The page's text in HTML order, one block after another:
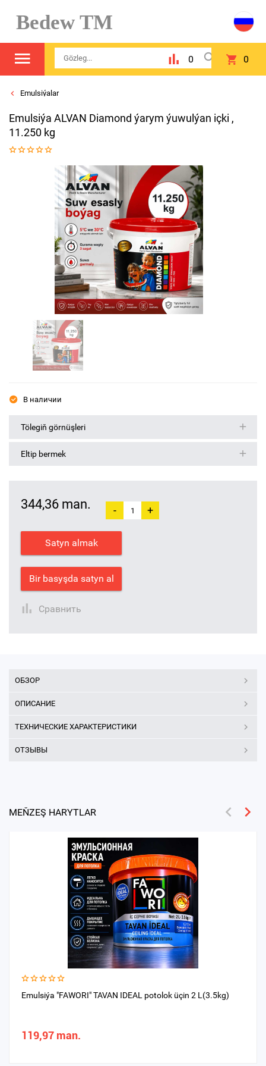
Bedew TM
0 0
Emulsiýalar
Emulsiýa ALVAN Diamond ýarym ýuwulýan içki ,
11.250 kg
В наличии
Tölegiň görnüşleri
Eltip bermek
344,36 man. - +
Satyn almak
Bir basyşda satyn al
Сравнить
ОБЗОР
ОПИСАНИЕ
ТЕХНИЧЕСКИЕ ХАРАКТЕРИСТИКИ
ОТЗЫВЫ
MEŇZEŞ HARYTLAR
Emulsiýa "FAWORI" TAVAN IDEAL potolok üçin 2 L(3.5kg)
119,97 man.